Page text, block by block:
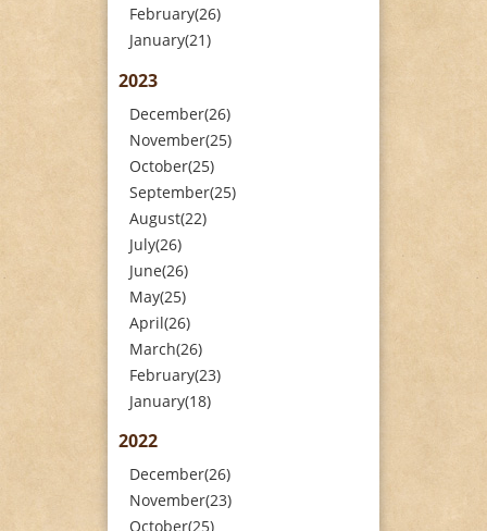
February(26)
January(21)
2023
December(26)
November(25)
October(25)
September(25)
August(22)
July(26)
June(26)
May(25)
April(26)
March(26)
February(23)
January(18)
2022
December(26)
November(23)
October(25)